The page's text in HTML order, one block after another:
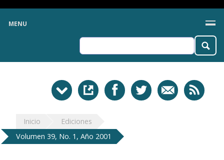
MENU
Inicio
Ediciones
Volumen 39, No. 1, Año 2001